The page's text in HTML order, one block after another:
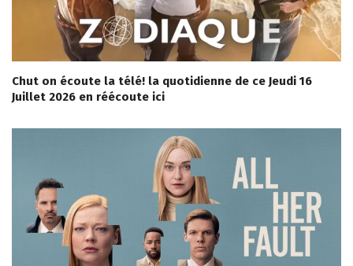
Chut on écoute la télé! la quotidienne de ce Jeudi 16
Juillet 2026 en réécoute ici